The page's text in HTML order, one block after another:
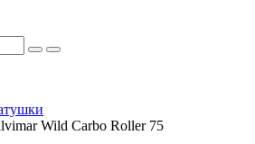
Wild Carbo Roller 75